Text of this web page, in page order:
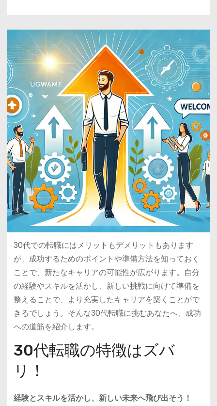
30代での転職にはメリットもデメリットもあります
が、成功するためのポイントや準備方法を知っておく
ことで、新たなキャリアの可能性が広がります。自分
の経験やスキルを活かし、新しい挑戦に向けて準備を
整えることで、より充実したキャリアを築くことがで
きるでしょう。そんな30代転職に挑むあなたへ、成功
への道筋を紹介します。
30代転職の特徴はズバ
リ！
経験とスキルを活かし、新しい未来へ飛び出そう！